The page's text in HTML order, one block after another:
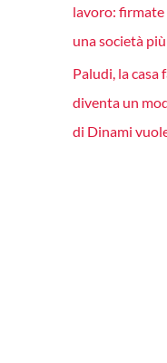
lavoro:
una società
Paludi, la casa
diventa un
di Dinami